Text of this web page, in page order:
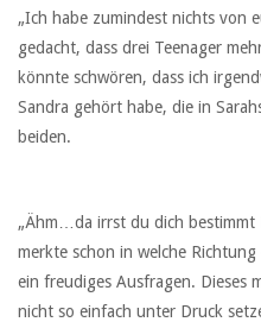
„Ich habe zumindest nichts von
gedacht, dass drei Teenager
könnte schwören, dass ich
Sandra gehört habe, die in
beiden.
„Ähm…da irrst du dich bestimmt
merkte schon in welche
ein freudiges Ausfragen. Dieses
nicht so einfach unter Druck